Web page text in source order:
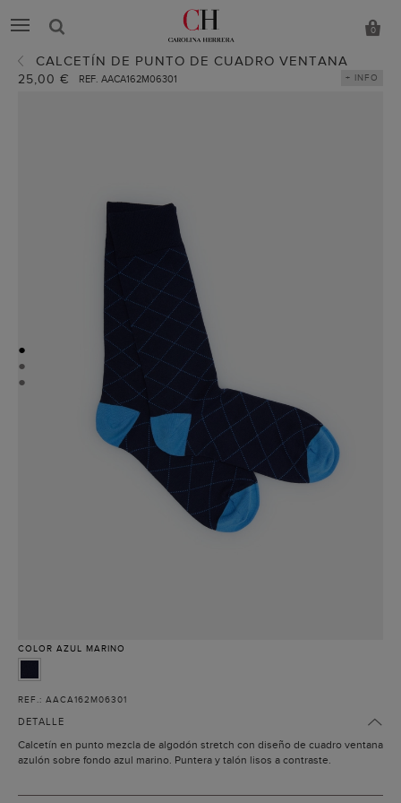
0
CALCETÍN DE PUNTO DE CUADRO VENTANA
25,00 € REF. AACA162M06301 + INFO
●
●
●
COLOR AZUL MARINO
REF.: AACA162M06301
DETALLE
Calcetín en punto mezcla de algodón stretch con diseño de cuadro ventana
azulón sobre fondo azul marino. Puntera y talón lisos a contraste.